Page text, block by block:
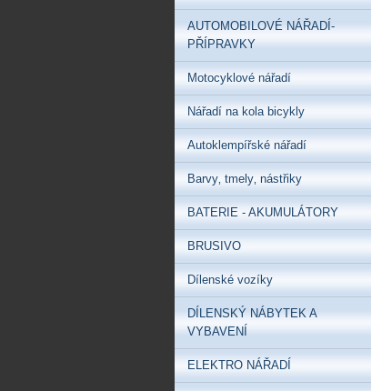
AUTOMOBILOVÉ NÁŘADÍ-
PŘÍPRAVKY
Motocyklové nářadí
Nářadí na kola bicykly
Autoklempířské nářadí
Barvy‚ tmely‚ nástřiky
BATERIE - AKUMULÁTORY
BRUSIVO
Dílenské vozíky
DÍLENSKÝ NÁBYTEK A
VYBAVENÍ
ELEKTRO NÁŘADÍ